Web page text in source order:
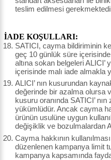
teslim edilmesi
İADE KOŞULLARI:
SATICI, cayma bildiriminin
geç 10 günlük süre
altına sokan belgeleri
içerisinde malı iade almakla
ALICI’ nın kusurundan
değerinde bir azalma olursa
kusuru oranında SATICI’
yükümlüdür. Ancak cayma
ürünün usulüne uygun
değişiklik ve bozulmalardan
Cayma hakkının
düzenlenen kampanya limit
kampanya kapsamında